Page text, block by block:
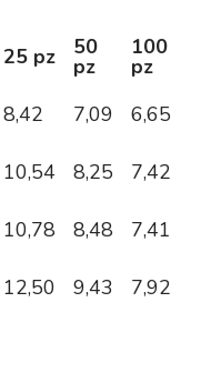
25 pz 50
pz
100
pz
8,42 7,09 6,65
10,54 8,25 7,42
10,78 8,48 7,41
12,50 9,43 7,92